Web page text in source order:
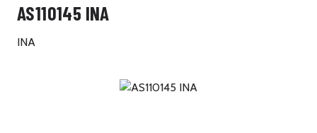
AS110145 INA
INA
Bildergalerie überspringen